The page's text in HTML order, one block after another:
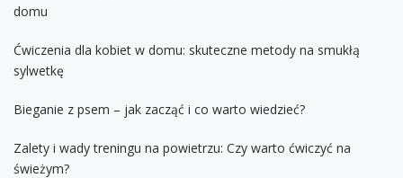
domu
Ćwiczenia dla kobiet w domu: skuteczne metody na smukłą
sylwetkę
Bieganie z psem – jak zacząć i co warto wiedzieć?
Zalety i wady treningu na powietrzu: Czy warto ćwiczyć na
świeżym?